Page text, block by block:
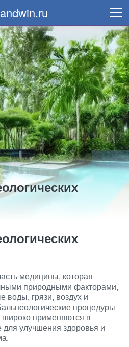
медицины, которая
природными факторами,
воды, грязи, воздух и
процедуры
применяются в
улучшения здоровья и